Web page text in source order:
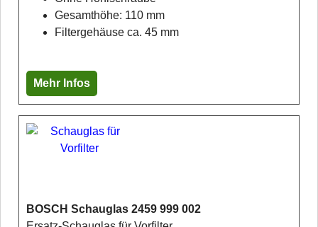
Gesamthöhe: 110 mm
Filtergehäuse ca. 45 mm
Mehr Infos
BOSCH Schauglas 2459 999 002